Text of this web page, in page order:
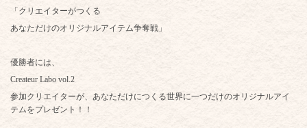
「クリエイターがつくる
あなただけのオリジナルアイテム争奪戦」
優勝者には、
Createur Labo vol.2
参加クリエイターが、あなただけにつくる世界に一つだけのオリジナルアイ
テムをプレゼント！！